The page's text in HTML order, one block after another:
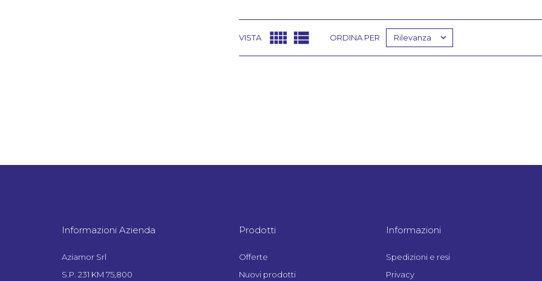
VISTA   ORDINA PER Rilevanza 
Informazioni Azienda
Aziamor Srl
S.P. 231 KM 75,800
Prodotti
Offerte
Nuovi prodotti
Informazioni
Spedizioni e resi
Privacy